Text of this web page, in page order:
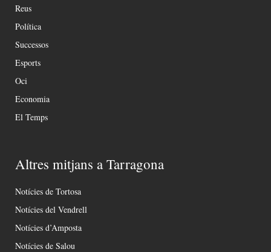
Reus
Política
Successos
Esports
Oci
Economia
El Temps
Altres mitjans a Tarragona
Notícies de Tortosa
Notícies del Vendrell
Notícies d’Amposta
Notícies de Salou